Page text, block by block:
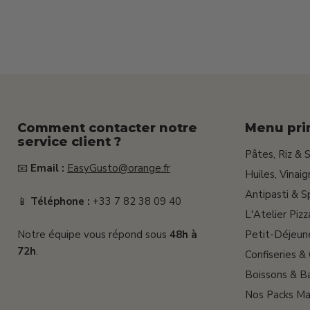
Comment contacter notre
service client ?
📧 Email : EasyGusto@orange.fr
📱 Téléphone : +33 7 82 38 09 40
Notre équipe vous répond sous 48h à
72h.
Menu
Pâtes, Riz &
Huiles,
Antipasti &
L'Atelier
Petit-
Confiseries
Boissons &
Nos Packs